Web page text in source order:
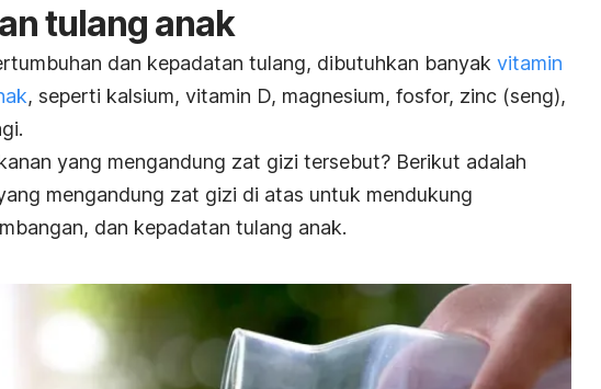
tulang anak
dan kepadatan tulang, dibutuhkan banyak vitamin
, seperti kalsium, vitamin D, magnesium, fosfor, zinc (seng),
yang mengandung zat gizi tersebut? Berikut adalah
mengandung zat gizi di atas untuk mendukung
dan kepadatan tulang anak.